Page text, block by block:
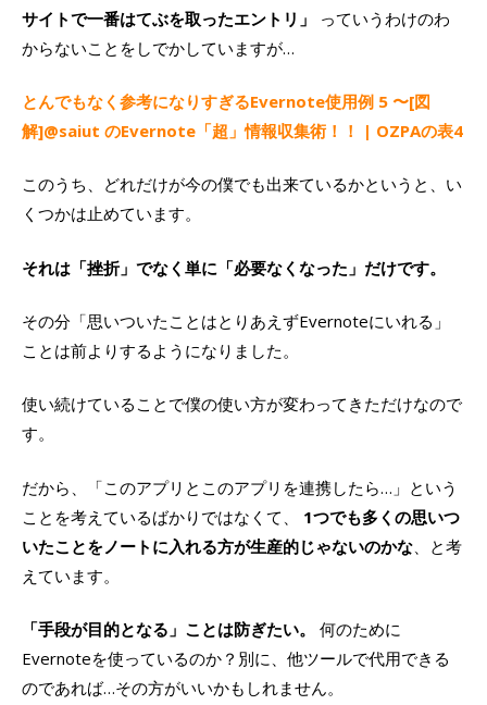
サイトで一番はてぶを取ったエントリ」
っていうわけのわ
からないことをしでかしていますが…
とんでもなく参考になりすぎるEvernote使用例 5 〜[図
解]@saiut のEvernote「超」情報収集術！！ | OZPAの表4
このうち、どれだけが今の僕でも出来ているかというと、い
くつかは止めています。
それは「挫折」でなく単に「必要なくなった」だけです。
その分「思いついたことはとりあえずEvernoteにいれる」
ことは前よりするようになりました。
使い続けていることで僕の使い方が変わってきただけなので
す。
だから、「このアプリとこのアプリを連携したら…」という
ことを考えているばかりではなくて、 1つでも多くの思いつ
いたことをノートに入れる方が生産的じゃないのかな 、と考
えています。
「手段が目的となる」ことは防ぎたい。
何のために
Evernoteを使っているのか？別に、他ツールで代用できる
のであれば…その方がいいかもしれません。